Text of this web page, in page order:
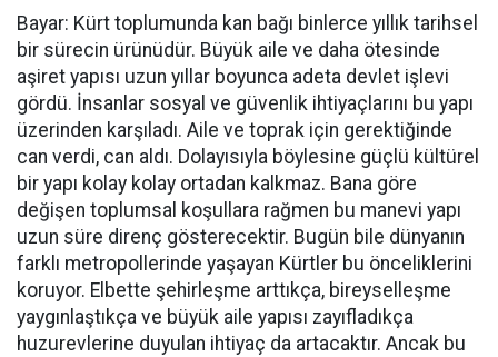
Bayar: Kürt toplumunda kan bağı binlerce yıllık tarihsel
bir sürecin ürünüdür. Büyük aile ve daha ötesinde
aşiret yapısı uzun yıllar boyunca adeta devlet işlevi
gördü. İnsanlar sosyal ve güvenlik ihtiyaçlarını bu yapı
üzerinden karşıladı. Aile ve toprak için gerektiğinde
can verdi, can aldı. Dolayısıyla böylesine güçlü kültürel
bir yapı kolay kolay ortadan kalkmaz. Bana göre
değişen toplumsal koşullara rağmen bu manevi yapı
uzun süre direnç gösterecektir. Bugün bile dünyanın
farklı metropollerinde yaşayan Kürtler bu önceliklerini
koruyor. Elbette şehirleşme arttıkça, bireyselleşme
yaygınlaştıkça ve büyük aile yapısı zayıfladıkça
huzurevlerine duyulan ihtiyaç da artacaktır. Ancak bu